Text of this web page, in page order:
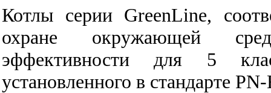
Котлы серии GreenLine,
охране окружающей
эффективности для 5
установленного в стандарте